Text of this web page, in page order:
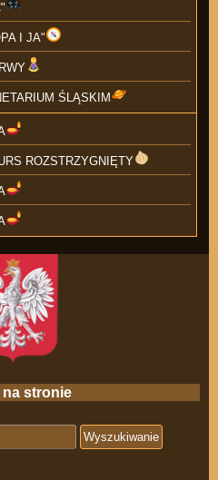
I JA"
ŚLĄSKIM
ROZSTRZYGNIĘTY
na stronie